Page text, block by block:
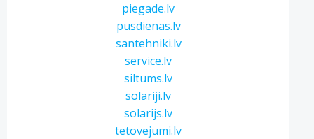
piegade.lv
pusdienas.lv
santehniki.lv
service.lv
siltums.lv
solariji.lv
solarijs.lv
tetovejumi.lv